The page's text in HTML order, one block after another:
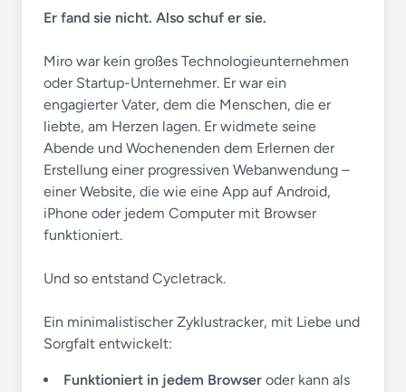
Er fand sie nicht. Also schuf er sie.
Miro war kein großes Technologieunternehmen
oder Startup-Unternehmer. Er war ein
engagierter Vater, dem die Menschen, die er
liebte, am Herzen lagen. Er widmete seine
Abende und Wochenenden dem Erlernen der
Erstellung einer progressiven Webanwendung –
einer Website, die wie eine App auf Android,
iPhone oder jedem Computer mit Browser
funktioniert.
Und so entstand Cycletrack.
Ein minimalistischer Zyklustracker, mit Liebe und
Sorgfalt entwickelt:
Funktioniert in jedem Browser oder kann als